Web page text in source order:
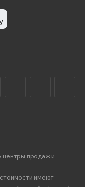
продаж и
имеют